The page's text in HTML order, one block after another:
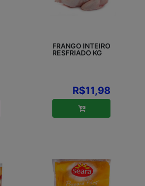
FRANGO INTEIRO
RESFRIADO KG
R$11,98